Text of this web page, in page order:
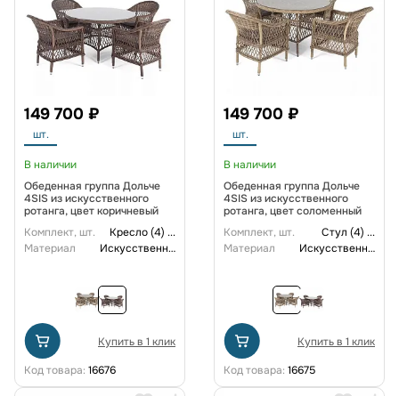
149 700 ₽
шт.
В наличии
Обеденная группа Дольче
4SIS из искусственного
ротанга, цвет коричневый
Комплект, шт.
Кресло (4) ...
Материал
Искусственный ротанг
Купить в 1 клик
Код товара: 16676
149 700 ₽
шт.
В наличии
Обеденная группа Дольче
4SIS из искусственного
ротанга, цвет соломенный
Комплект, шт.
Стул (4) ...
Материал
Искусственный ротанг
Купить в 1 клик
Код товара: 16675